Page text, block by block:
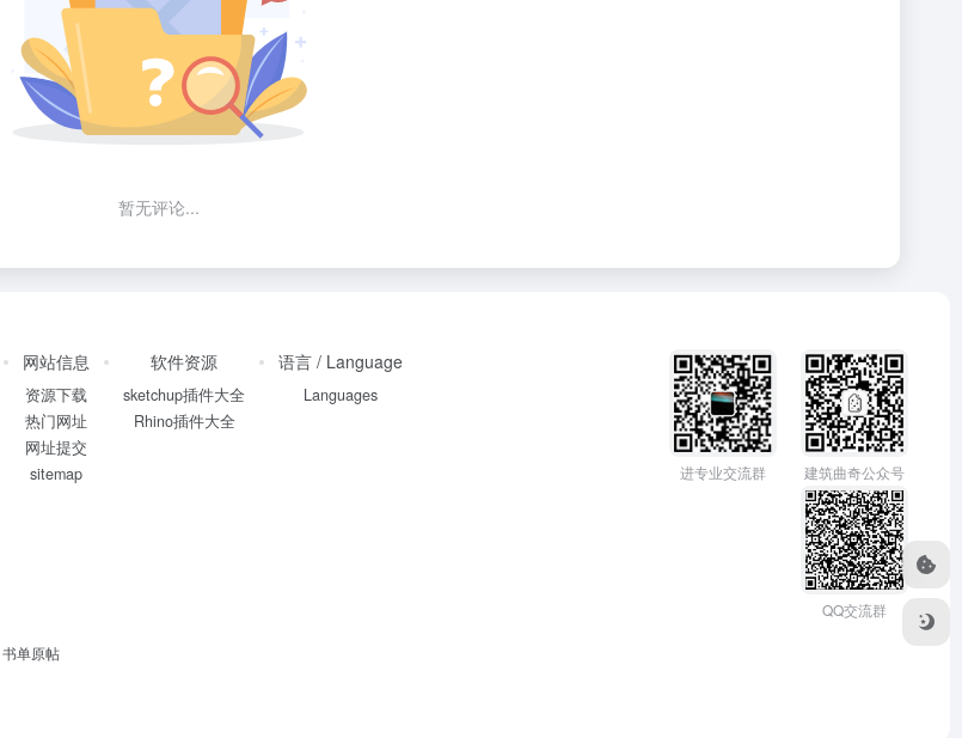
暂无评论...
网站信息
资源下载
热门网址
网址提交
sitemap
软件资源
sketchup插件大全
Rhino插件大全
语言 / Language
Languages
进专业交流群 建筑曲奇公众号
QQ交流群
书单原帖